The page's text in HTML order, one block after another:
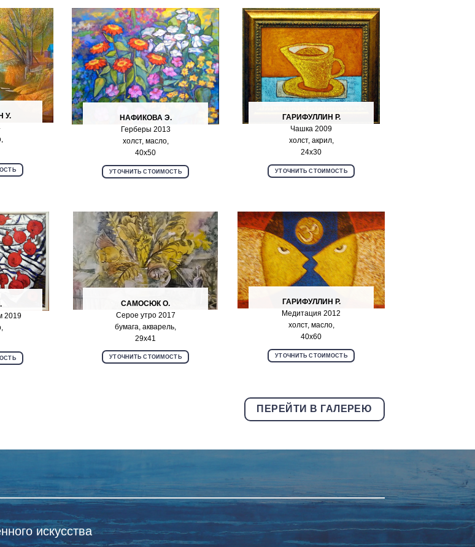
У.
НАФИКОВА Э.
Герберы 2013
холст, масло,
40х50
УТОЧНИТЬ СТОИМОСТЬ
ГАРИФУЛЛИН Р.
Чашка 2009
холст, акрил,
24х30
УТОЧНИТЬ СТОИМОСТЬ
2019
САМОСЮК О.
Серое утро 2017
бумага, акварель,
29х41
УТОЧНИТЬ СТОИМОСТЬ
ГАРИФУЛЛИН Р.
Медитация 2012
холст, масло,
40х60
УТОЧНИТЬ СТОИМОСТЬ
ПЕРЕЙТИ В ГАЛЕРЕЮ
искусства